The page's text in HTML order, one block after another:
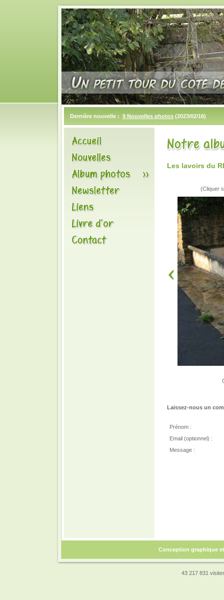
Dernière nouvelle : 9 Nouvelles photos (2023/02/16)
Les lavoirs du
(Cliquer
Laissez-nous un
Prénom :
Email (optionnel) :
Message :
Conception graphique
43 217 831